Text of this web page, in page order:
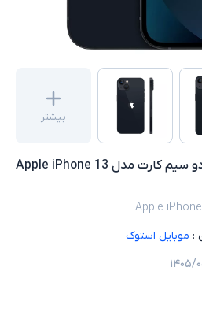
بیشتر
گوشی موبایل استوک اپل دو سیم‌ کارت مدل Apple iPhone 13
Apple
: موبایل استوک
۰۵/۱۶